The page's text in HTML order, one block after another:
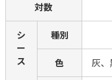
対数
シ
ー
ス
種別
色 灰